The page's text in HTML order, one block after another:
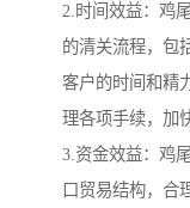
2.时间效益：鸡
的清关流程，包
客户的时间和精
理各项手续，加
3.资金效益：鸡
口贸易结构，合